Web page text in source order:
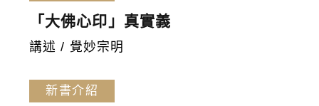
「大佛心印」真實義
講述 / 覺妙宗明
新書介紹